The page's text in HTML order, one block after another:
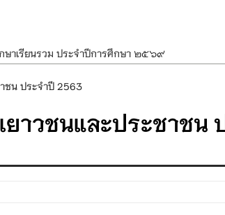
าเรียนรวม ประจำปีการศึกษา ๒๕๖๙
ม และจุดเทียนถวายพระพรชัยมงคล เนื่องในโอกา
ศาสนา เนื่องในวันอาสาฬหบูชาและวันเข้าพรรษา
ชน ประจำปี 2563
าวชนและประชาชน